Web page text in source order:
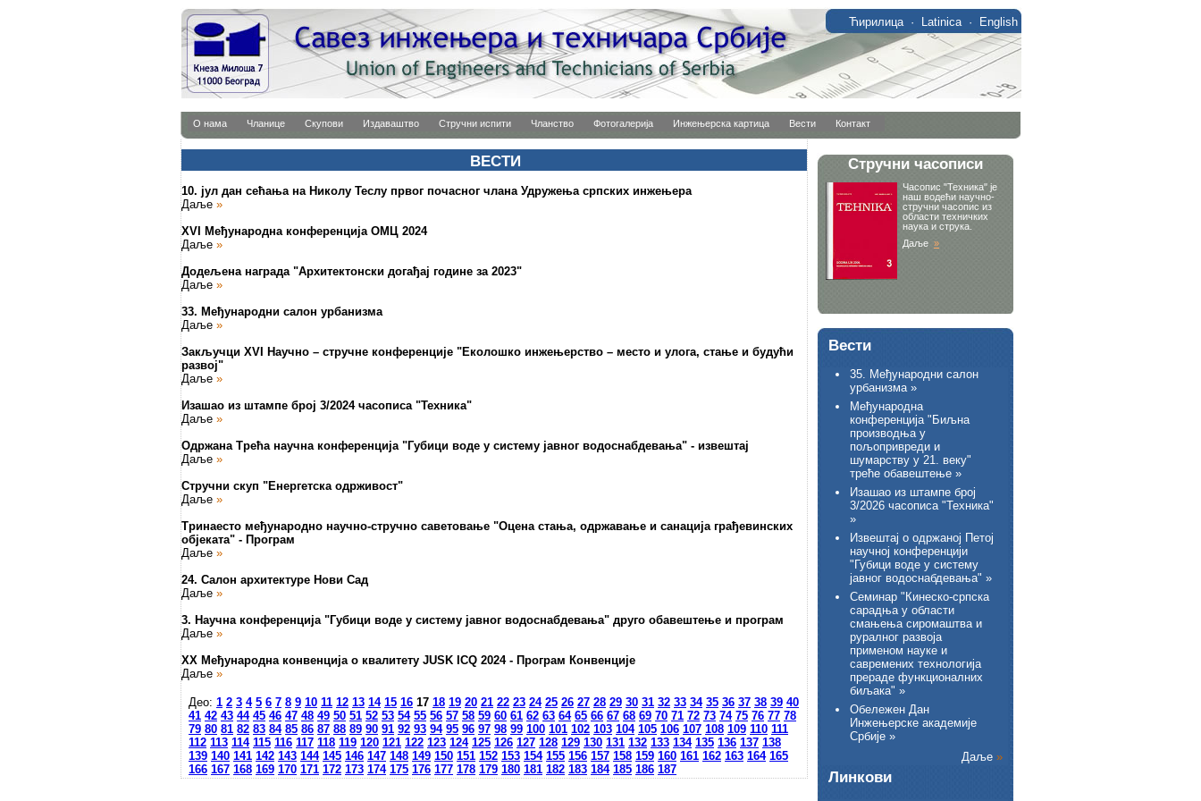
Ћирилица· Latinica· English
О нама Чланице Скупови Издаваштво Стручни испити Чланство Фотогалерија Инжењерска картица Вести Контакт
ВЕСТИ
10. јул дан сећања на Николу Теслу првог почасног члана Удружења српских инжењера
Даље »
XVI Међународна конференција ОМЦ 2024
Даље »
Додељена награда "Архитектонски догађај године за 2023"
Даље »
33. Међународни салон урбанизма
Даље »
Закључци XVI Научно – стручне конференције "Еколошко инжењерство – место и улога, стање и будући
развој"
Даље »
Изашао из штампе број 3/2024 часописа "Техника"
Даље »
Одржана Трећа научна конференција "Губици воде у систему јавног водоснабдевања" - извештај
Даље »
Стручни скуп "Енергетска одрживост"
Даље »
Тринаесто међународно научно-стручно саветовање "Оцена стања, одржавање и санација грађевинских
објеката" - Програм
Даље »
24. Салон архитектуре Нови Сад
Даље »
3. Научна конференција "Губици воде у систему јавног водоснабдевања" друго обавештење и програм
Даље »
XX Међународна конвенција о квалитету JUSK ICQ 2024 - Програм Конвенције
Даље »
Део: 1 2 3 4 5 6 7 8 9 10 11 12 13 14 15 16 17 18 19 20 21 22 23 24 25 26 27 28 29 30 31 32 33 34 35 36 37 38 39 40
41 42 43 44 45 46 47 48 49 50 51 52 53 54 55 56 57 58 59 60 61 62 63 64 65 66 67 68 69 70 71 72 73 74 75 76 77 78
79 80 81 82 83 84 85 86 87 88 89 90 91 92 93 94 95 96 97 98 99 100 101 102 103 104 105 106 107 108 109 110 111
112 113 114 115 116 117 118 119 120 121 122 123 124 125 126 127 128 129 130 131 132 133 134 135 136 137 138
139 140 141 142 143 144 145 146 147 148 149 150 151 152 153 154 155 156 157 158 159 160 161 162 163 164 165
166 167 168 169 170 171 172 173 174 175 176 177 178 179 180 181 182 183 184 185 186 187
Вести
35. Међународни салон
урбанизма »
Међународна
конференција "Биљна
производња у
пољопривреди и
шумарству у 21. веку"
треће обавештење »
Изашао из штампе број
3/2026 часописа "Техника"
»
Извештај о одржаној Петој
научној конференцији
"Губици воде у систему
јавног водоснабдевања" »
Семинар "Кинеско-српска
сарадња у области
смањења сиромаштва и
руралног развоја
применом науке и
савремених технологија
прераде функционалних
биљака" »
Обележен Дан
Инжењерске академије
Србије »
Даље »
Линкови